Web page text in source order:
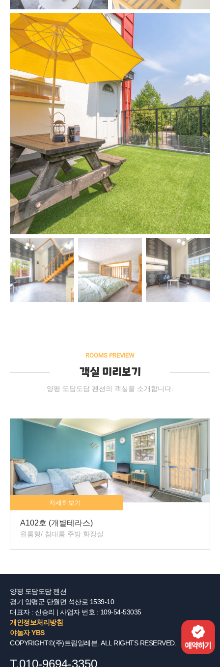
ROOMS PREVIEW
객실 미리보기
양평 도담도담 펜션의 객실을 소개합니다.
자세히보기
A103호 (개별테라스)
원룸형/ 침대룸 주방 화장실
양평 도담도담 펜션
경기 양평군 단월면 석산로 1539-10
대표자 : 신승리 | 사업자 번호 : 109-54-53035
개인정보처리방침
야놀자 YBS
COPYRIGHT©(주)트립일레븐. ALL RIGHTS RESERVED.
T.010-9694-3350